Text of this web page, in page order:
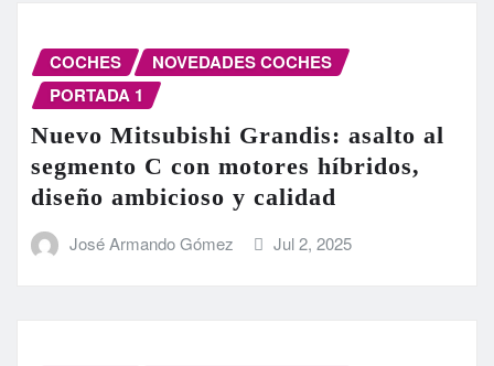
COCHES
NOVEDADES COCHES
PORTADA 1
Nuevo Mitsubishi Grandis: asalto al
segmento C con motores híbridos,
diseño ambicioso y calidad
José Armando Gómez Jul 2, 2025